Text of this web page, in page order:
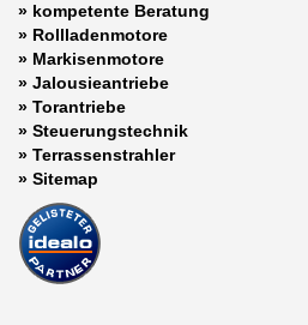
» kompetente Beratung
» Rollladenmotore
» Markisenmotore
» Jalousieantriebe
» Torantriebe
» Steuerungstechnik
» Terrassenstrahler
» Sitemap